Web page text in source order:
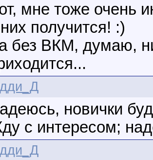
мне тоже очень
получится! :)
без ВКМ, думаю,
новички
с интересом;